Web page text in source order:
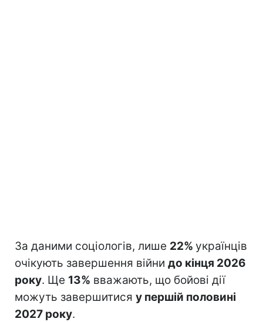
За даними соціологів, лише 22% українців
очікують завершення війни до кінця 2026
року. Ще 13% вважають, що бойові дії
можуть завершитися у першій половині
2027 року.